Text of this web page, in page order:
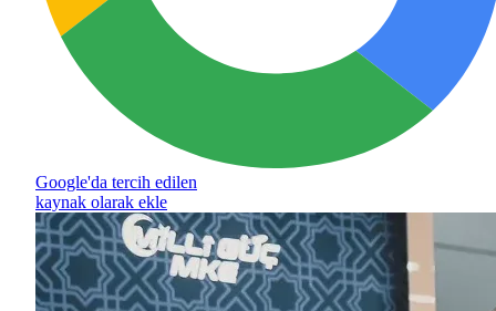
Google'da tercih edilen
kaynak olarak ekle